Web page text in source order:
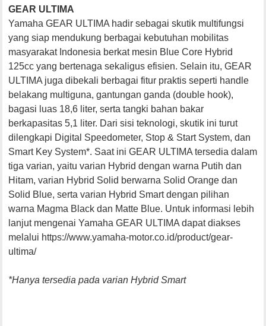
GEAR ULTIMA
Yamaha GEAR ULTIMA hadir sebagai skutik multifungsi
yang siap mendukung berbagai kebutuhan mobilitas
masyarakat Indonesia berkat mesin Blue Core Hybrid
125cc yang bertenaga sekaligus efisien. Selain itu, GEAR
ULTIMA juga dibekali berbagai fitur praktis seperti handle
belakang multiguna, gantungan ganda (double hook),
bagasi luas 18,6 liter, serta tangki bahan bakar
berkapasitas 5,1 liter. Dari sisi teknologi, skutik ini turut
dilengkapi Digital Speedometer, Stop & Start System, dan
Smart Key System*. Saat ini GEAR ULTIMA tersedia dalam
tiga varian, yaitu varian Hybrid dengan warna Putih dan
Hitam, varian Hybrid Solid berwarna Solid Orange dan
Solid Blue, serta varian Hybrid Smart dengan pilihan
warna Magma Black dan Matte Blue. Untuk informasi lebih
lanjut mengenai Yamaha GEAR ULTIMA dapat diakses
melalui https://www.yamaha-motor.co.id/product/gear-
ultima/
*Hanya tersedia pada varian Hybrid Smart